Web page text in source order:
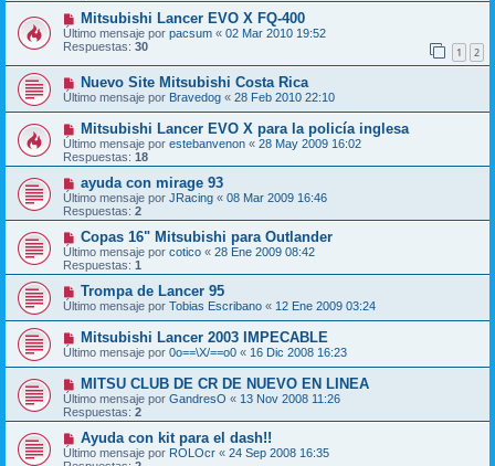
Mitsubishi Lancer EVO X FQ-400
Último mensaje por pacsum « 02 Mar 2010 19:52
Respuestas: 30 1 2
Nuevo Site Mitsubishi Costa Rica
Último mensaje por Bravedog « 28 Feb 2010 22:10
Mitsubishi Lancer EVO X para la policía inglesa
Último mensaje por estebanvenon « 28 May 2009 16:02
Respuestas: 18
ayuda con mirage 93
Último mensaje por JRacing « 08 Mar 2009 16:46
Respuestas: 2
Copas 16" Mitsubishi para Outlander
Último mensaje por cotico « 28 Ene 2009 08:42
Respuestas: 1
Trompa de Lancer 95
Último mensaje por Tobias Escribano « 12 Ene 2009 03:24
Mitsubishi Lancer 2003 IMPECABLE
Último mensaje por 0o==\X/==o0 « 16 Dic 2008 16:23
MITSU CLUB DE CR DE NUEVO EN LINEA
Último mensaje por GandresO « 13 Nov 2008 11:26
Respuestas: 2
Ayuda con kit para el dash!!
Último mensaje por ROLOcr « 24 Sep 2008 16:35